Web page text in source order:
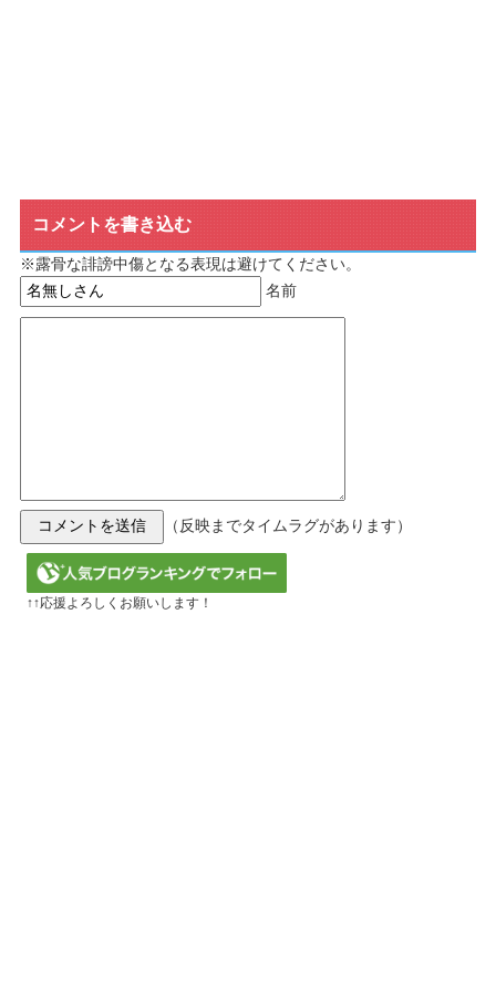
コメントを書き込む
※露骨な誹謗中傷となる表現は避けてください。
名前
（反映までタイムラグがあります）
↑↑応援よろしくお願いします！